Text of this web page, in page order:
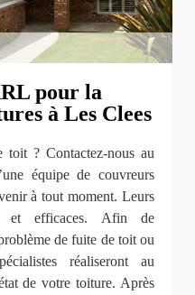
pour la
à Les Clees
toit ? Contactez-nous au
équipe de couvreurs
à tout moment. Leurs
et efficaces. Afin de
de fuite de toit ou
réaliseront au
de votre toiture. Après